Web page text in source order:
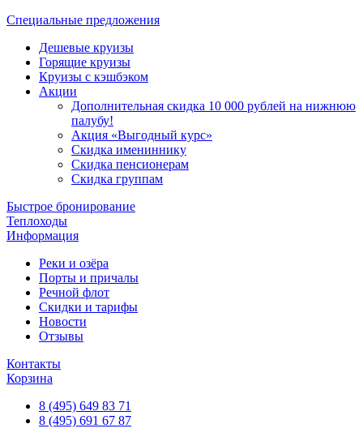
Специальные предложения
Дешевые круизы
Горящие круизы
Круизы с кэшбэком
Акции
Дополнительная скидка 10 000 рублей на нижнюю
палубу!
Акция «Выгодный курс»
Скидка имениннику
Скидка пенсионерам
Скидка группам
Быстрое бронирование
Теплоходы
Информация
Реки и озёра
Порты и причалы
Речной флот
Скидки и тарифы
Новости
Отзывы
Контакты
Корзина
8 (495) 649 83 71
8 (495) 691 67 87